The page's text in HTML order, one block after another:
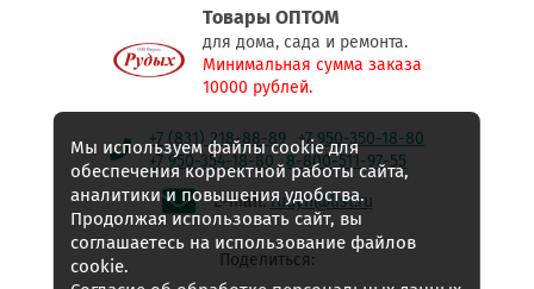
Товары ОПТОМ
для дома, сада и ремонта.
Минимальная сумма заказа
10000 рублей.
+7 (831) 218-88-89
+7 950-350-18-80
+7 950-354-18-80
8-800-511-97-55
E-mail:rudyh@list.ru
Поделиться:
Мы используем файлы cookie для
обеспечения корректной работы сайта,
аналитики и повышения удобства.
Продолжая использовать сайт, вы
соглашаетесь на использование файлов
cookie.